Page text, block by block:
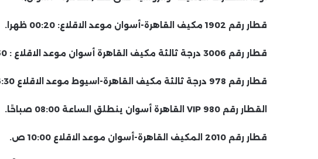
قطار رقم 1902 مكيف القاهرة-أسوان موعد الاقلاع: 00:20 ظهرا.
قطار رقم 3006 درجة ثالثة مكيف القاهرة أسوان موعد الاقلاع : 00:50 ظهرا.
قطار رقم 978 درجة ثالثة مكيف القاهرة-اسيوط موعد الاقلاع 06:30 ص
القطار رقم 980 VIP القاهرة أسوان ينطلق الساعة 08:00 صباحًا.
قطار رقم 2010 المكيف القاهرة-أسوان موعد الاقلاع 10:00 ص.